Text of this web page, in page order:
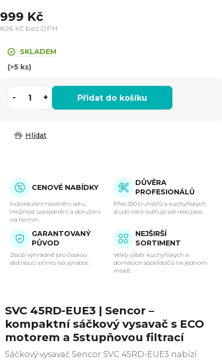
999 Kč
826 Kč bez DPH
cena:SKLADEM
(>5 ks)
Přidat do košíku
Hlídat
CENOVÉ NABÍDKY
Individuální nacenění setu,
možnost uskladnění a doručení
na termín.
DŮVĚRA
PROFESIONÁLŮ
Přes 350 truhlářů a kuchyňských
studií nám svěřuje své realizace.
GARANTOVANÝ
PŮVOD
Zboží výhradně pro českou
distribuci přímo od výrobce.
NEJŠIRŠÍ
SORTIMENT
Velký výběr kuchyňských a
domácích spotřebičů na jednom
místě.
SVC 45RD-EUE3 | Sencor –
kompaktní sáčkový vysavač s ECO
motorem a 5stupňovou filtrací
Sáčkový vysavač Sencor SVC 45RD-EUE3 nabízí